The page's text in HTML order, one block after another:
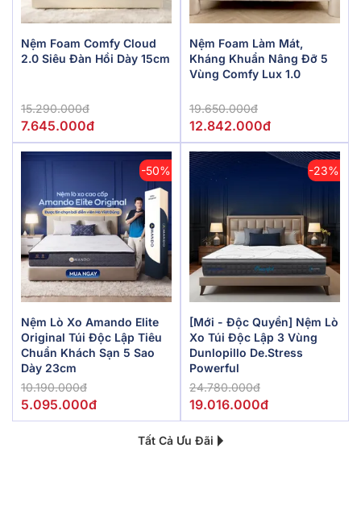
Nệm Foam Comfy Cloud
2.0 Siêu Đàn Hồi Dày 15cm
15.290.000đ
7.645.000đ
Nệm Foam Làm Mát,
Kháng Khuẩn Nâng Đỡ 5
Vùng Comfy Lux 1.0
19.650.000đ
12.842.000đ
-50%
Nệm Lò Xo Amando Elite
Original Túi Độc Lập Tiêu
Chuẩn Khách Sạn 5 Sao
Dày 23cm
10.190.000đ
5.095.000đ
-23%
[Mới - Độc Quyền] Nệm Lò
Xo Túi Độc Lập 3 Vùng
Dunlopillo De.Stress
Powerful
24.780.000đ
19.016.000đ
Tất Cả Ưu Đãi